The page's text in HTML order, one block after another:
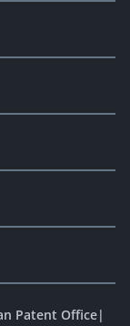
Patent Office|